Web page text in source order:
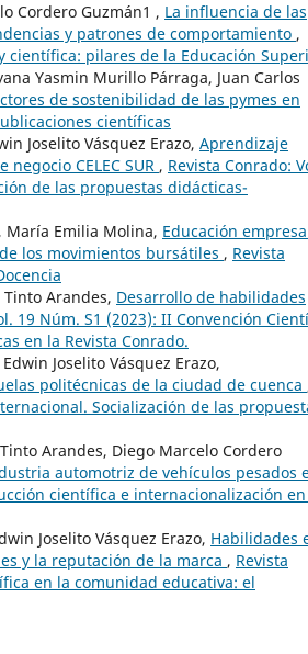
Cordero Guzmán1 , La influencia de las
y patrones de comportamiento ,
científica: pilares de la Educación
Yasmin Murillo Párraga, Juan Carlos
de sostenibilidad de las pymes en
científicas
Joselito Vásquez Erazo, Aprendizaje
CELEC SUR , Revista Conrado:
de las propuestas didácticas-
María Emilia Molina, Educación
los movimientos bursátiles , Revista
Tinto Arandes, Desarrollo de habilidades
19 Núm. S1 (2023): II Convención
en la Revista Conrado.
Joselito Vásquez Erazo,
politécnicas de la ciudad de cuenca
Socialización de las
Arandes, Diego Marcelo Cordero
automotriz de vehículos pesados
científica e internacionalización
Joselito Vásquez Erazo, Habilidades
y la reputación de la marca , Revista
en la comunidad educativa: el